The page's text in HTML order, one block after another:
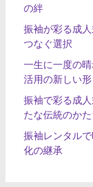
の絆
振袖が彩る成
つなぐ選択
一生に一度の
活用の新しい形
振袖で彩る成
たな伝統のかた
振袖レンタル
化の継承